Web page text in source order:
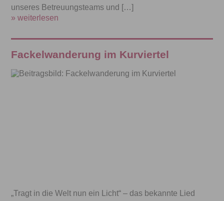
unseres Betreuungsteams und […]
» weiterlesen
Fackelwanderung im Kurviertel
„Tragt in die Welt nun ein Licht“ – das bekannte Lied